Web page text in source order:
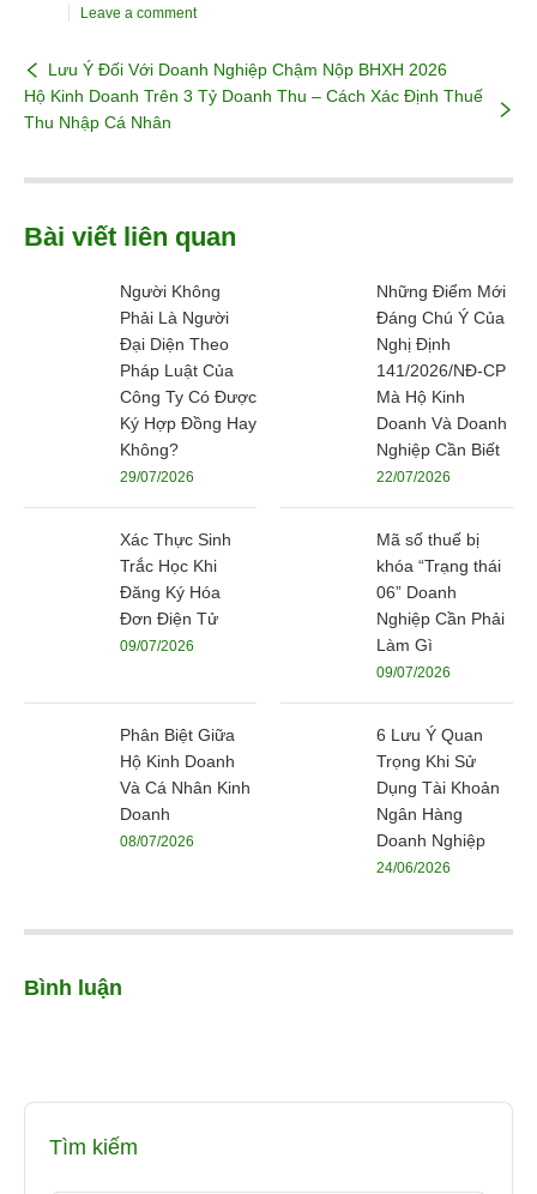
Leave a comment
Lưu Ý Đối Với Doanh Nghiệp Chậm Nộp BHXH 2026
Hộ Kinh Doanh Trên 3 Tỷ Doanh Thu – Cách Xác Định Thuế
Thu Nhập Cá Nhân
Bài viết liên quan
Người Không
Phải Là Người
Đại Diện Theo
Pháp Luật Của
Công Ty Có Được
Ký Hợp Đồng Hay
Không?
29/07/2026
Những Điểm Mới
Đáng Chú Ý Của
Nghị Định
141/2026/NĐ-CP
Mà Hộ Kinh
Doanh Và Doanh
Nghiệp Cần Biết
22/07/2026
Xác Thực Sinh
Trắc Học Khi
Đăng Ký Hóa
Đơn Điện Tử
09/07/2026
Mã số thuế bị
khóa “Trạng thái
06” Doanh
Nghiệp Cần Phải
Làm Gì
09/07/2026
Phân Biệt Giữa
Hộ Kinh Doanh
Và Cá Nhân Kinh
Doanh
08/07/2026
6 Lưu Ý Quan
Trọng Khi Sử
Dụng Tài Khoản
Ngân Hàng
Doanh Nghiệp
24/06/2026
Bình luận
Tìm kiếm